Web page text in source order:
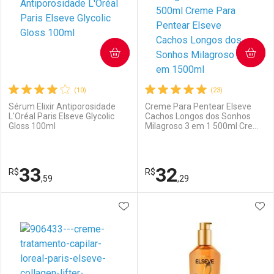
(10)
Sérum Elixir Antiporosidade
L'Oréal Paris Elseve Glycolic
Gloss 100ml
R$33,59
COMPRAR
Laboratório
Por Menos
(23)
Creme Para Pentear Elseve
Cachos Longos dos Sonhos
Milagroso 3 em 1 500ml Creme
R$32,29
COMPRAR
Laboratório
Por Menos
ADICIONAR AOS FAVORITOS